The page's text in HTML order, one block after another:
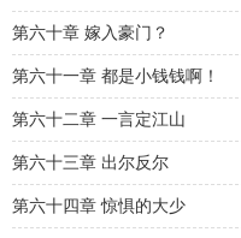
第六十章 嫁入豪门？
第六十一章 都是小钱钱啊！
第六十二章 一言定江山
第六十三章 出尔反尔
第六十四章 惊惧的大少